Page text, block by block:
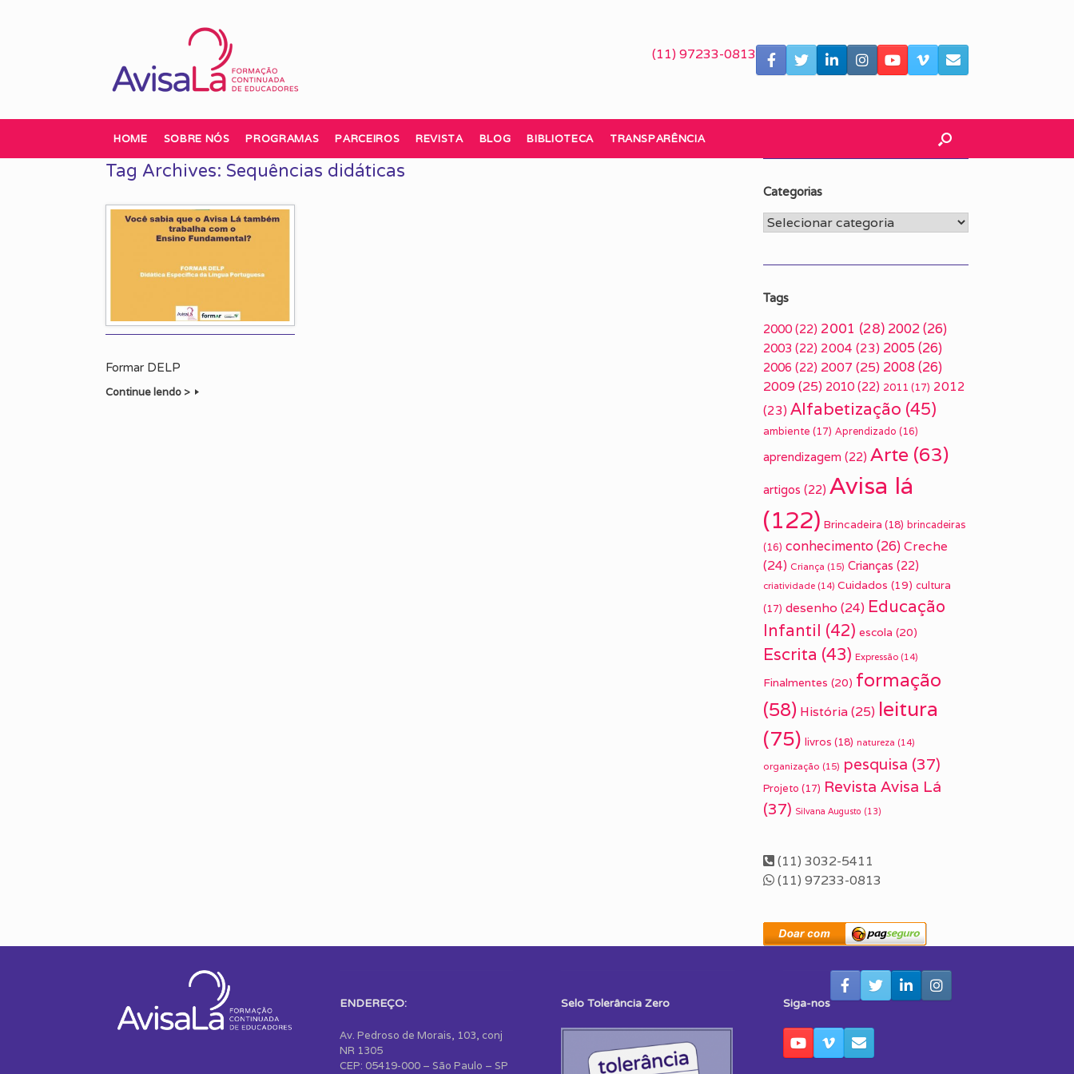
(11) 97233-0813
HOME SOBRE NÓS PROGRAMAS PARCEIROS REVISTA BLOG BIBLIOTECA TRANSPARÊNCIA
Tag Archives: Sequências didáticas
Formar DELP
Continue lendo >
Categorias
Categorias
Tags
2000 (22) 2001 (28) 2002(26)
2003 (22) 2004 (23) 2005 (26)
2006 (22) 2007 (25) 2008(26)
2009(25) 2010 (22) 2011 (17) 2012
(23) Alfabetização (45)
ambiente (17) Aprendizado (16)
aprendizagem (22) Arte (63)
artigos (22) Avisa lá
(122) Brincadeira (18) brincadeiras
(16) conhecimento(26) Creche
(24) Criança (15) Crianças (22)
criatividade (14) Cuidados (19) cultura
(17) desenho (24) Educação
Infantil (42) escola (20)
Escrita (43) Expressão (14)
Finalmentes (20) formação
(58) História(25) leitura
(75) livros (18) natureza (14)
organização (15) pesquisa (37)
Projeto (17) Revista Avisa Lá
(37) Silvana Augusto (13)
(11) 3032-5411
(11) 97233-0813
ENDEREÇO:
Av. Pedroso de Morais, 103, conj
NR 1305
CEP: 05419-000 – São Paulo – SP
Selo Tolerância Zero Siga-nos